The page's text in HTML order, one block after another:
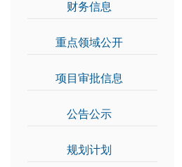
财务信息
重点领域公开
项目审批信息
公告公示
规划计划